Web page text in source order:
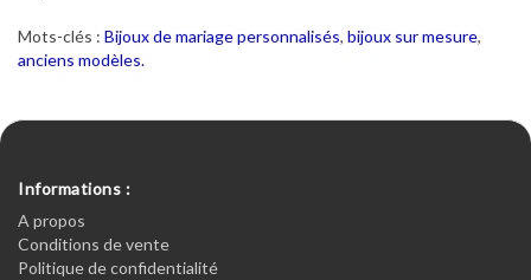
Mots-clés : Bijoux de mariage personnalisés, bijoux sur mesure,
anciens modèles.
Informations :
A propos
Conditions de vente
Politique de confidentialité